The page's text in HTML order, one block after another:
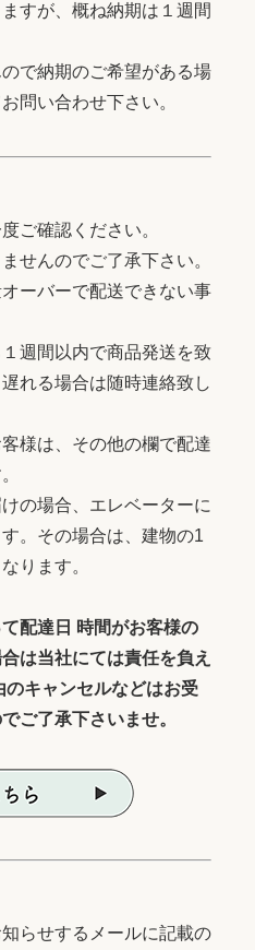
すが、概ね納期は１週間
で納期のご希望がある場
問い合わせ下さい。
ご確認ください。
せんのでご了承下さい。
ーバーで配送できない事
週間以内で商品発送を致
れる場合は随時連絡致し
様は、その他の欄で配達
の場合、エレベーターに
。その場合は、建物の1
ります。
配達日 時間がお客様の
は当社にては責任を負え
キャンセルなどはお受
ご了承下さいませ。
らせするメールに記載の